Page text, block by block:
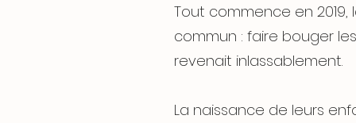
Tout commence en
commun : faire bouger
revenait inlassablement.
La naissance de leurs